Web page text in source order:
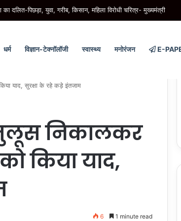
पिछड़ा, युवा, गरीब, किसान, महिला विरोधी चरित्र- मुख्यमंत्री
धर्म विज्ञान-टेक्नॉलॉजी स्वास्थ्य मनोरंजन E-
याद, सुरक्षा के रहे कड़े इंतजाम
निकालकर
किया याद,
6 1 minute read